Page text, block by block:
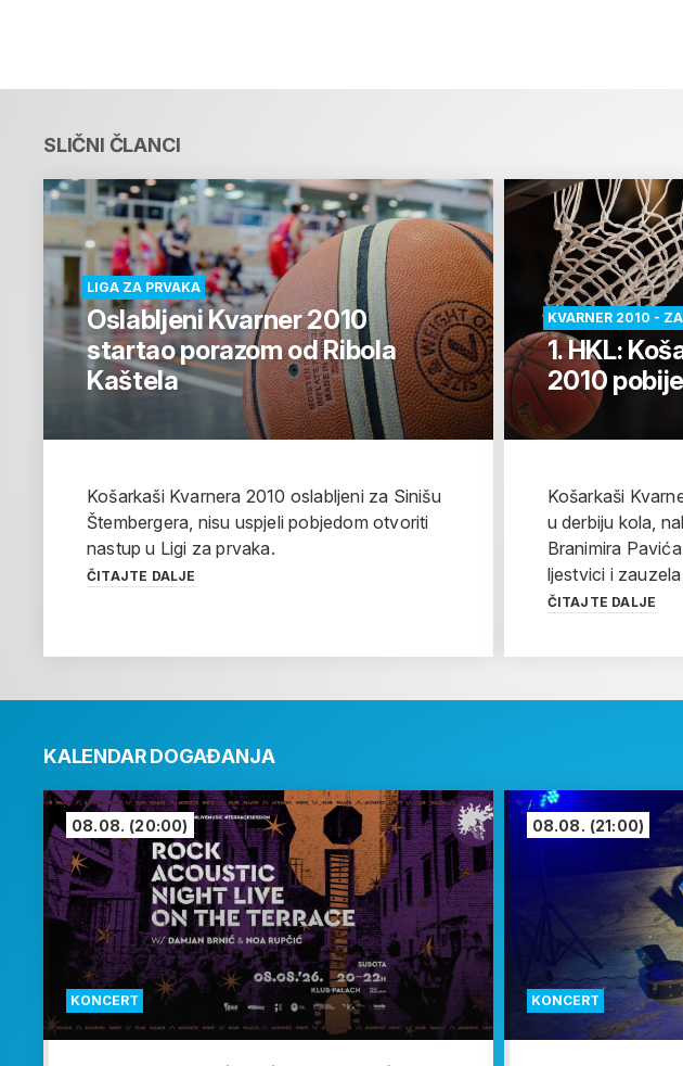
SLIČNI ČLANCI
LIGA ZA PRVAKA
Oslabljeni Kvarner 2010
startao porazom od Ribola
Kaštela
Košarkaši Kvarnera 2010 oslabljeni za Sinišu
Štembergera, nisu uspjeli pobjedom otvoriti
nastup u Ligi za prvaka.
ČITAJTE DALJE
KVARNER 2010 -
1. HKL:
2010
Košarkaši
u derbiju kola,
Branimira
ljestvici i
ČITAJTE DALJE
KALENDAR DOGAĐANJA
KONCERT
08.08. (20:00)
KONCERT
08.08. (21:00)